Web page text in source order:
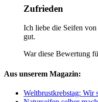
Zufrieden
Ich liebe die Seifen
gut.
War diese Bewertung
Aus unserem Magazin:
Weltbrustkrebstag: Wir